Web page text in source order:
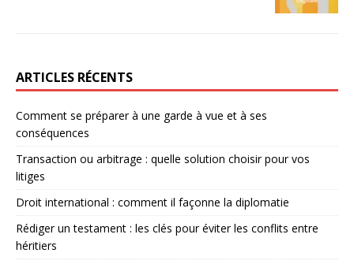
ARTICLES RÉCENTS
Comment se préparer à une garde à vue et à ses
conséquences
Transaction ou arbitrage : quelle solution choisir pour vos
litiges
Droit international : comment il façonne la diplomatie
Rédiger un testament : les clés pour éviter les conflits entre
héritiers